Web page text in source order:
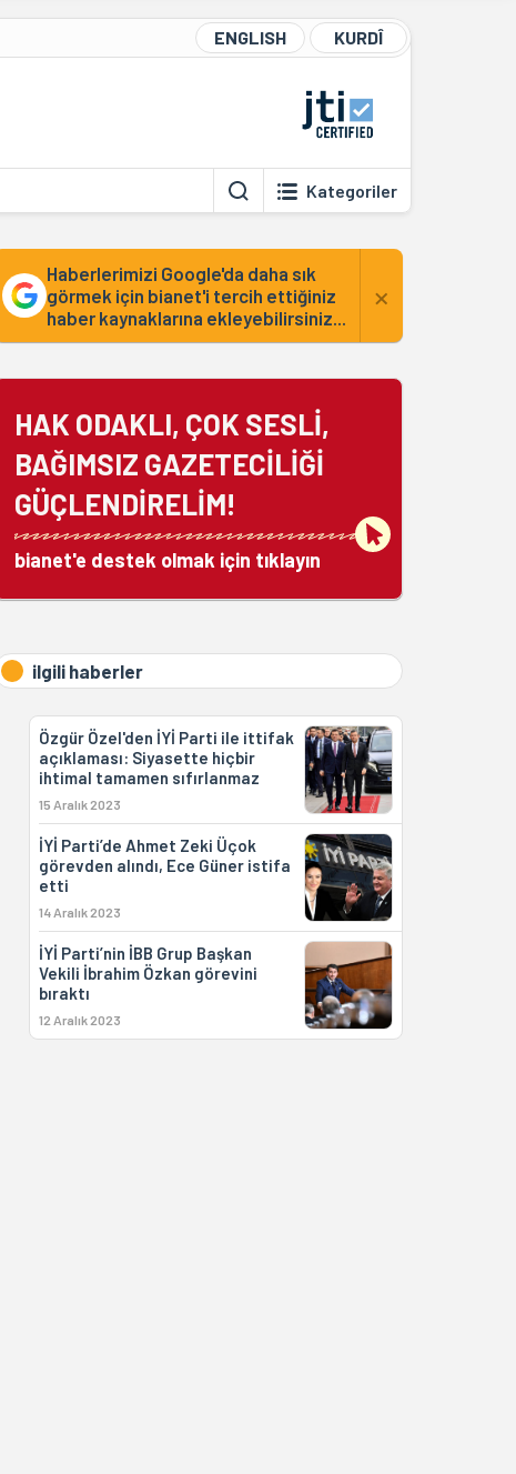
ENGLISH KURDÎ
Kategoriler
Haberlerimizi Google'da daha sık
görmek için bianet'i tercih ettiğiniz
haber kaynaklarına ekleyebilirsiniz...
×
HAK ODAKLI, ÇOK SESLİ,
BAĞIMSIZ GAZETECİLİĞİ
GÜÇLENDİRELİM!
bianet'e destek olmak için tıklayın
ilgili haberler
Özgür Özel'den İYİ Parti ile ittifak
açıklaması: Siyasette hiçbir
ihtimal tamamen sıfırlanmaz
15 Aralık 2023
İYİ Parti’de Ahmet Zeki Üçok
görevden alındı, Ece Güner istifa
etti
14 Aralık 2023
İYİ Parti’nin İBB Grup Başkan
Vekili İbrahim Özkan görevini
bıraktı
12 Aralık 2023